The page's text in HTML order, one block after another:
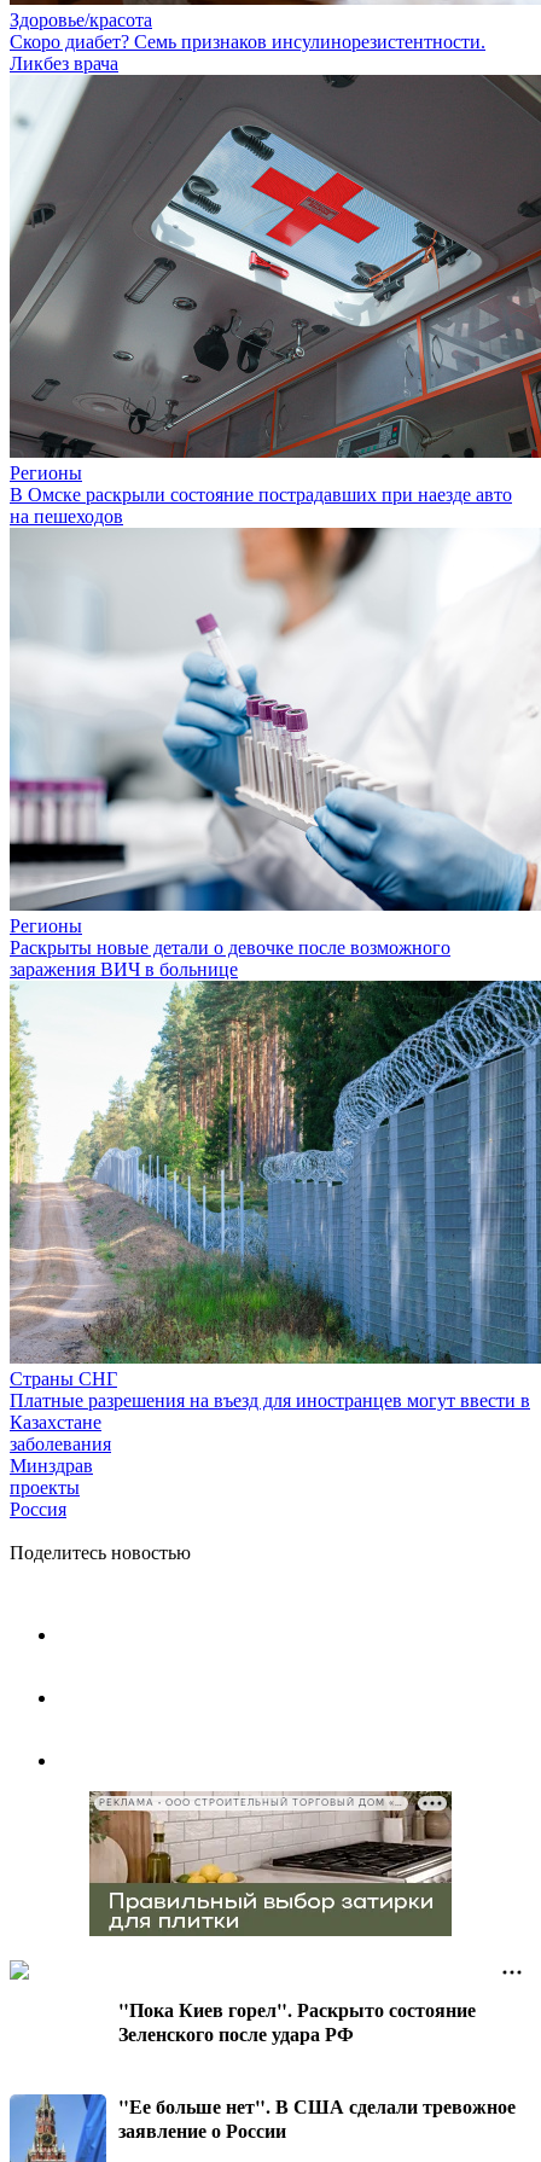
Здоровье/красота
Скоро диабет? Семь признаков инсулинорезистентности.
Ликбез врача
Регионы
В Омске раскрыли состояние пострадавших при наезде авто
на пешеходов
Регионы
Раскрыты новые детали о девочке после возможного
заражения ВИЧ в больнице
Страны СНГ
Платные разрешения на въезд для иностранцев могут ввести в
Казахстане
заболевания
Минздрав
проекты
Россия
Поделитесь новостью
РЕКЛАМА • ООО СТРОИТЕЛЬНЫЙ ТОРГОВЫЙ ДОМ «ПЕТРОВИЧ», ИНН 7802348846
"Пока Киев горел". Раскрыто состояние
Зеленского после удара РФ
"Ее больше нет". В США сделали тревожное
заявление о России